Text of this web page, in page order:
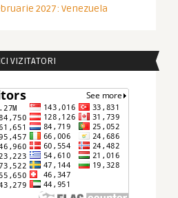
2027: Venezuela
VIZITATORI